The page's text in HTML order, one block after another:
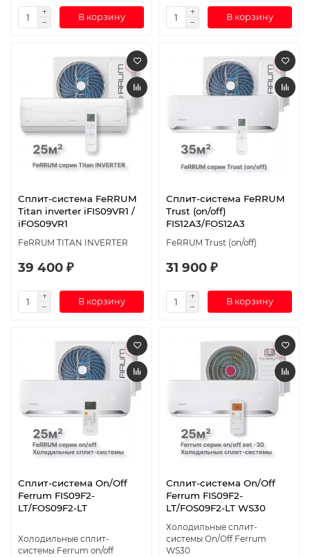
В корзину В корзину
Сплит-система FeRRUM
Titan inverter iFIS09VR1 /
iFOS09VR1
FeRRUM TITAN INVERTER
39 400 ₽
В корзину
Сплит-система FeRRUM
Trust (on/off)
FIS12A3/FOS12A3
FeRRUM Trust (on/off)
31 900 ₽
В корзину
Сплит-система On/Off
Ferrum FIS09F2-
LT/FOS09F2-LT
Холодильные сплит-
системы Ferrum on/off
Сплит-система On/Off
Ferrum FIS09F2-
LT/FOS09F2-LT WS30
Холодильные сплит-
системы On/Off Ferrum
WS30